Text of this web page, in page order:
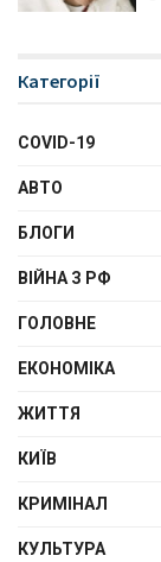
Категорії
COVID-19
АВТО
БЛОГИ
ВІЙНА З РФ
ГОЛОВНЕ
ЕКОНОМІКА
ЖИТТЯ
КИЇВ
КРИМІНАЛ
КУЛЬТУРА